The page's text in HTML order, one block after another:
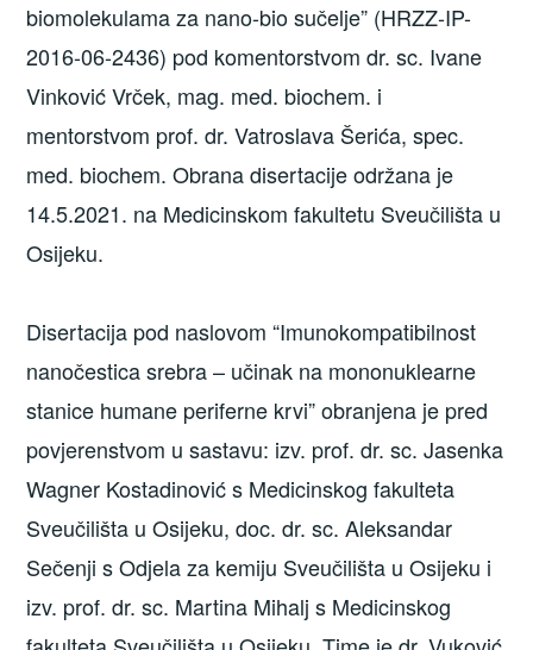
biomolekulama za nano-bio sučelje” (HRZZ-IP-
2016-06-2436) pod komentorstvom dr. sc. Ivane
Vinković Vrček, mag. med. biochem. i
mentorstvom prof. dr. Vatroslava Šerića, spec.
med. biochem. Obrana disertacije održana je
14.5.2021. na Medicinskom fakultetu Sveučilišta u
Osijeku.
Disertacija pod naslovom “Imunokompatibilnost
nanočestica srebra – učinak na mononuklearne
stanice humane periferne krvi” obranjena je pred
povjerenstvom u sastavu: izv. prof. dr. sc. Jasenka
Wagner Kostadinović s Medicinskog fakulteta
Sveučilišta u Osijeku, doc. dr. sc. Aleksandar
Sečenji s Odjela za kemiju Sveučilišta u Osijeku i
izv. prof. dr. sc. Martina Mihalj s Medicinskog